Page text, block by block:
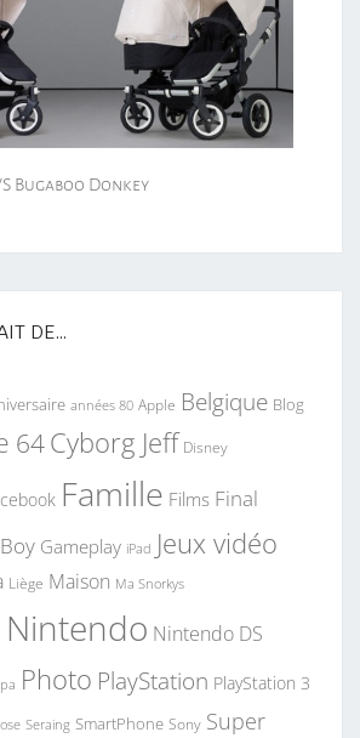
Bugaboo Donkey
DE…
années 80 Apple Belgique Blog
64Cyborg Jeff Disney
Famille Films Final
Gameplay iPad Jeux vidéo
Liège Maison Ma Snorkys
Nintendo Nintendo DS
Photo PlayStation PlayStation 3
Seraing SmartPhone Sony Super